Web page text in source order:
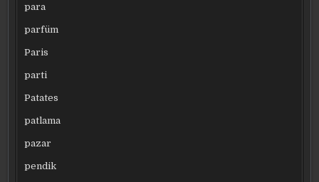
para
parfüm
Paris
parti
Patates
patlama
pazar
pendik